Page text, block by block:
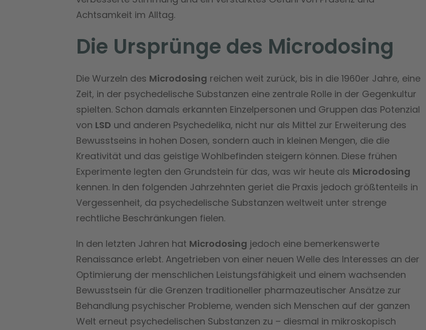
Achtsamkeit im Alltag.
Die Ursprünge des Microdosing
Die Wurzeln des Microdosing reichen weit zurück, bis in die 1960er Jahre, eine
Zeit, in der psychedelische Substanzen eine zentrale Rolle in der Gegenkultur
spielten. Schon damals erkannten Einzelpersonen und Gruppen das Potenzial
von LSD und anderen Psychedelika, nicht nur als Mittel zur Erweiterung des
Bewusstseins in hohen Dosen, sondern auch in kleinen Mengen, die die
Kreativität und das geistige Wohlbefinden steigern können. Diese frühen
Experimente legten den Grundstein für das, was wir heute als Microdosing
kennen. In den folgenden Jahrzehnten geriet die Praxis jedoch größtenteils in
Vergessenheit, da psychedelische Substanzen weltweit unter strenge
rechtliche Beschränkungen fielen.
In den letzten Jahren hat Microdosing jedoch eine bemerkenswerte
Renaissance erlebt. Angetrieben von einer neuen Welle des Interesses an der
Optimierung der menschlichen Leistungsfähigkeit und einem wachsenden
Bewusstsein für die Grenzen traditioneller pharmazeutischer Ansätze zur
Behandlung psychischer Probleme, wenden sich Menschen auf der ganzen
Welt erneut psychedelischen Substanzen zu – diesmal in mikroskopisch